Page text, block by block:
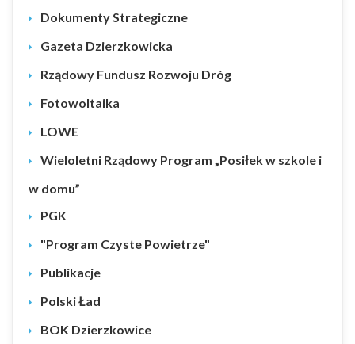
Dokumenty Strategiczne
Gazeta Dzierzkowicka
Rządowy Fundusz Rozwoju Dróg
Fotowoltaika
LOWE
Wieloletni Rządowy Program „Posiłek w szkole i
w domu”
PGK
"Program Czyste Powietrze"
Publikacje
Polski Ład
BOK Dzierzkowice